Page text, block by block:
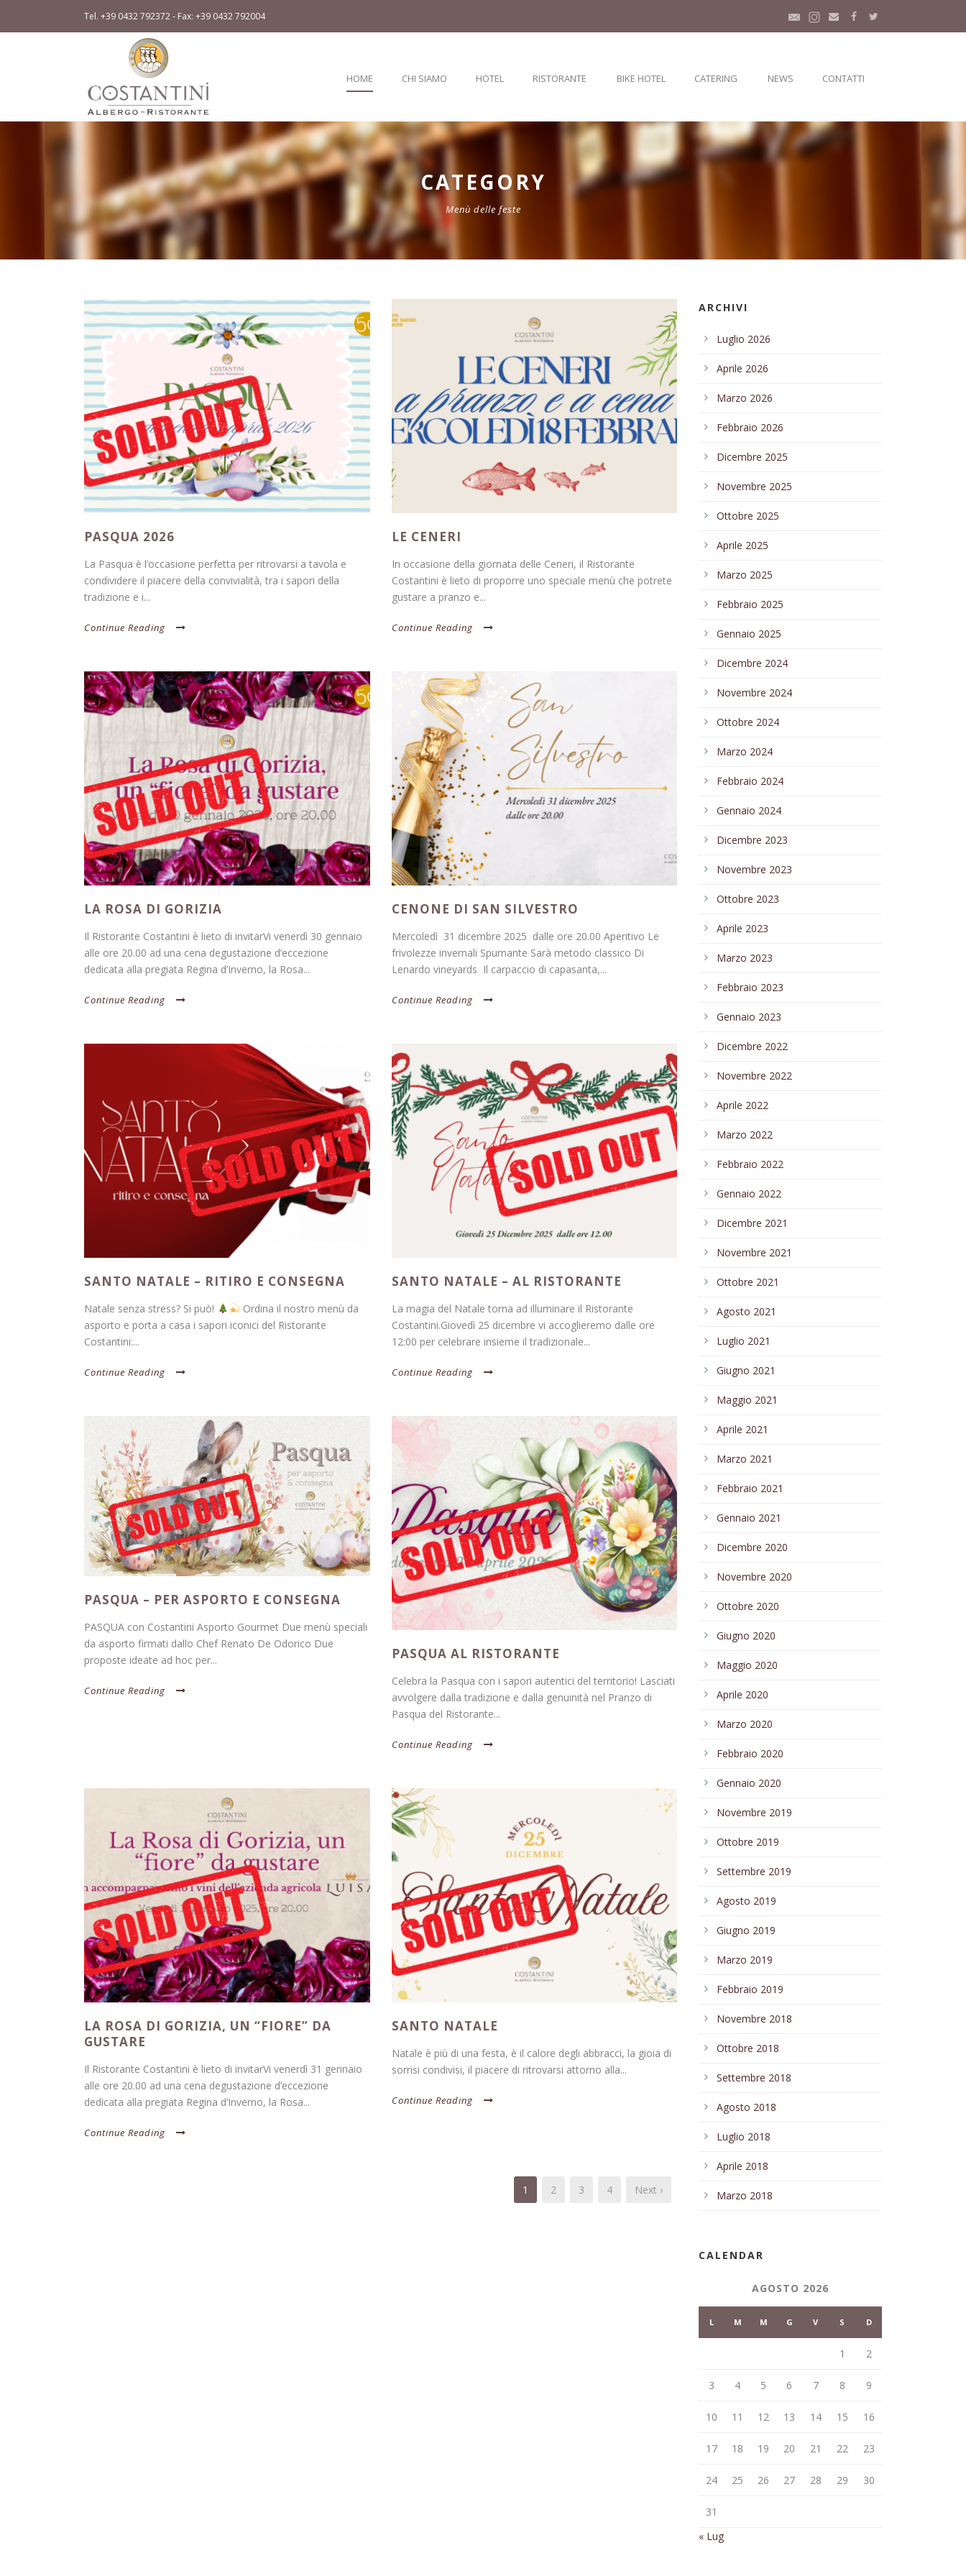
Tel. +39 0432 792372 - Fax: +39 0432 792004
HOME CHI SIAMO HOTEL RISTORANTE BIKE HOTEL CATERING NEWS CONTATTI
CATEGORY
Menù delle feste
PASQUA 2026
La Pasqua è l’occasione perfetta per ritrovarsi a tavola e
condividere il piacere della convivialità, tra i sapori della
tradizione e i...
Continue Reading
LE CENERI
In occasione della giornata delle Ceneri, il Ristorante
Costantini è lieto di proporre uno speciale menù che potrete
gustare a pranzo e...
Continue Reading
LA ROSA DI GORIZIA
Il Ristorante Costantini è lieto di invitarVi venerdì 30 gennaio
alle ore 20.00 ad una cena degustazione d’eccezione
dedicata alla pregiata Regina d’Inverno, la Rosa...
Continue Reading
CENONE DI SAN SILVESTRO
Mercoledì 31 dicembre 2025 dalle ore 20.00 Aperitivo Le
frivolezze invernali Spumante Sarà metodo classico Di
Lenardo vineyards Il carpaccio di capasanta,...
Continue Reading
SANTO NATALE – RITIRO E CONSEGNA
Natale senza stress? Si può!
Ordina il nostro menù da
asporto e porta a casa i sapori iconici del Ristorante
Costantini:...
Continue Reading
SANTO NATALE – AL RISTORANTE
La magia del Natale torna ad illuminare il Ristorante
Costantini.Giovedì 25 dicembre vi accoglieremo dalle ore
12:00 per celebrare insieme il tradizionale...
Continue Reading
PASQUA – PER ASPORTO E CONSEGNA
PASQUA con Costantini Asporto Gourmet Due menù speciali
da asporto firmati dallo Chef Renato De Odorico Due
proposte ideate ad hoc per...
Continue Reading
PASQUA AL RISTORANTE
Celebra la Pasqua con i sapori autentici del territorio! Lasciati
avvolgere dalla tradizione e dalla genuinità nel Pranzo di
Pasqua del Ristorante...
Continue Reading
LA ROSA DI GORIZIA, UN “FIORE” DA
GUSTARE
Il Ristorante Costantini è lieto di invitarVi venerdì 31 gennaio
alle ore 20.00 ad una cena degustazione d’eccezione
dedicata alla pregiata Regina d’Inverno, la Rosa...
Continue Reading
SANTO NATALE
Natale è più di una festa, è il calore degli abbracci, la gioia di
sorrisi condivisi, il piacere di ritrovarsi attorno alla...
Continue Reading
1 2 3 4 Next ›
ARCHIVI
Luglio 2026
Aprile 2026
Marzo 2026
Febbraio 2026
Dicembre 2025
Novembre 2025
Ottobre 2025
Aprile 2025
Marzo 2025
Febbraio 2025
Gennaio 2025
Dicembre 2024
Novembre 2024
Ottobre 2024
Marzo 2024
Febbraio 2024
Gennaio 2024
Dicembre 2023
Novembre 2023
Ottobre 2023
Aprile 2023
Marzo 2023
Febbraio 2023
Gennaio 2023
Dicembre 2022
Novembre 2022
Aprile 2022
Marzo 2022
Febbraio 2022
Gennaio 2022
Dicembre 2021
Novembre 2021
Ottobre 2021
Agosto 2021
Luglio 2021
Giugno 2021
Maggio 2021
Aprile 2021
Marzo 2021
Febbraio 2021
Gennaio 2021
Dicembre 2020
Novembre 2020
Ottobre 2020
Giugno 2020
Maggio 2020
Aprile 2020
Marzo 2020
Febbraio 2020
Gennaio 2020
Novembre 2019
Ottobre 2019
Settembre 2019
Agosto 2019
Giugno 2019
Marzo 2019
Febbraio 2019
Novembre 2018
Ottobre 2018
Settembre 2018
Agosto 2018
Luglio 2018
Aprile 2018
Marzo 2018
CALENDAR
AGOSTO 2026
L M M G V S D
1 2
3 4 5 6 7 8 9
10 11 12 13 14 15 16
17 18 19 20 21 22 23
24 25 26 27 28 29 30
31
« Lug